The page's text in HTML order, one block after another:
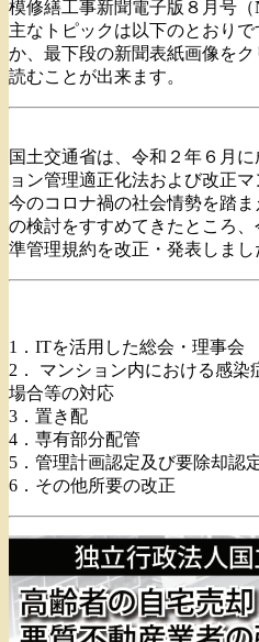
模修繕工事新聞電子版８月号（
主なトピックは以下のとおり
か、最下段の新聞表紙画像を
読むことが出来ます。
国土交通省は、令和２年６月
ョン管理適正化法および改正
今のコロナ禍の社会情勢を踏
の検討をすすめてきたところ
準管理規約を改正・発表しまし
1．ITを活用した総会・理事会
2． マンション内における感
場合等の対応
3．置き配
4．専有部分配管
5．管理計画認定及び要除却認
6．その他所要の改正